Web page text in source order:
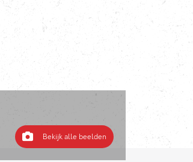
Bekijk alle beelden